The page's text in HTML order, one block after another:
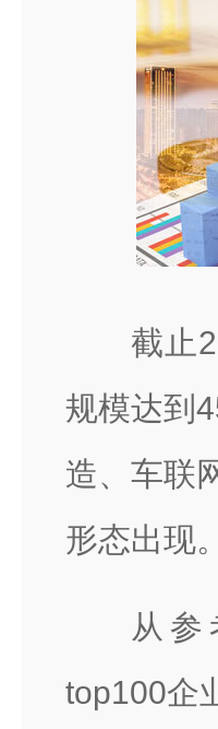
截止
规模达到
造、车联
形态出现。
从
top100企